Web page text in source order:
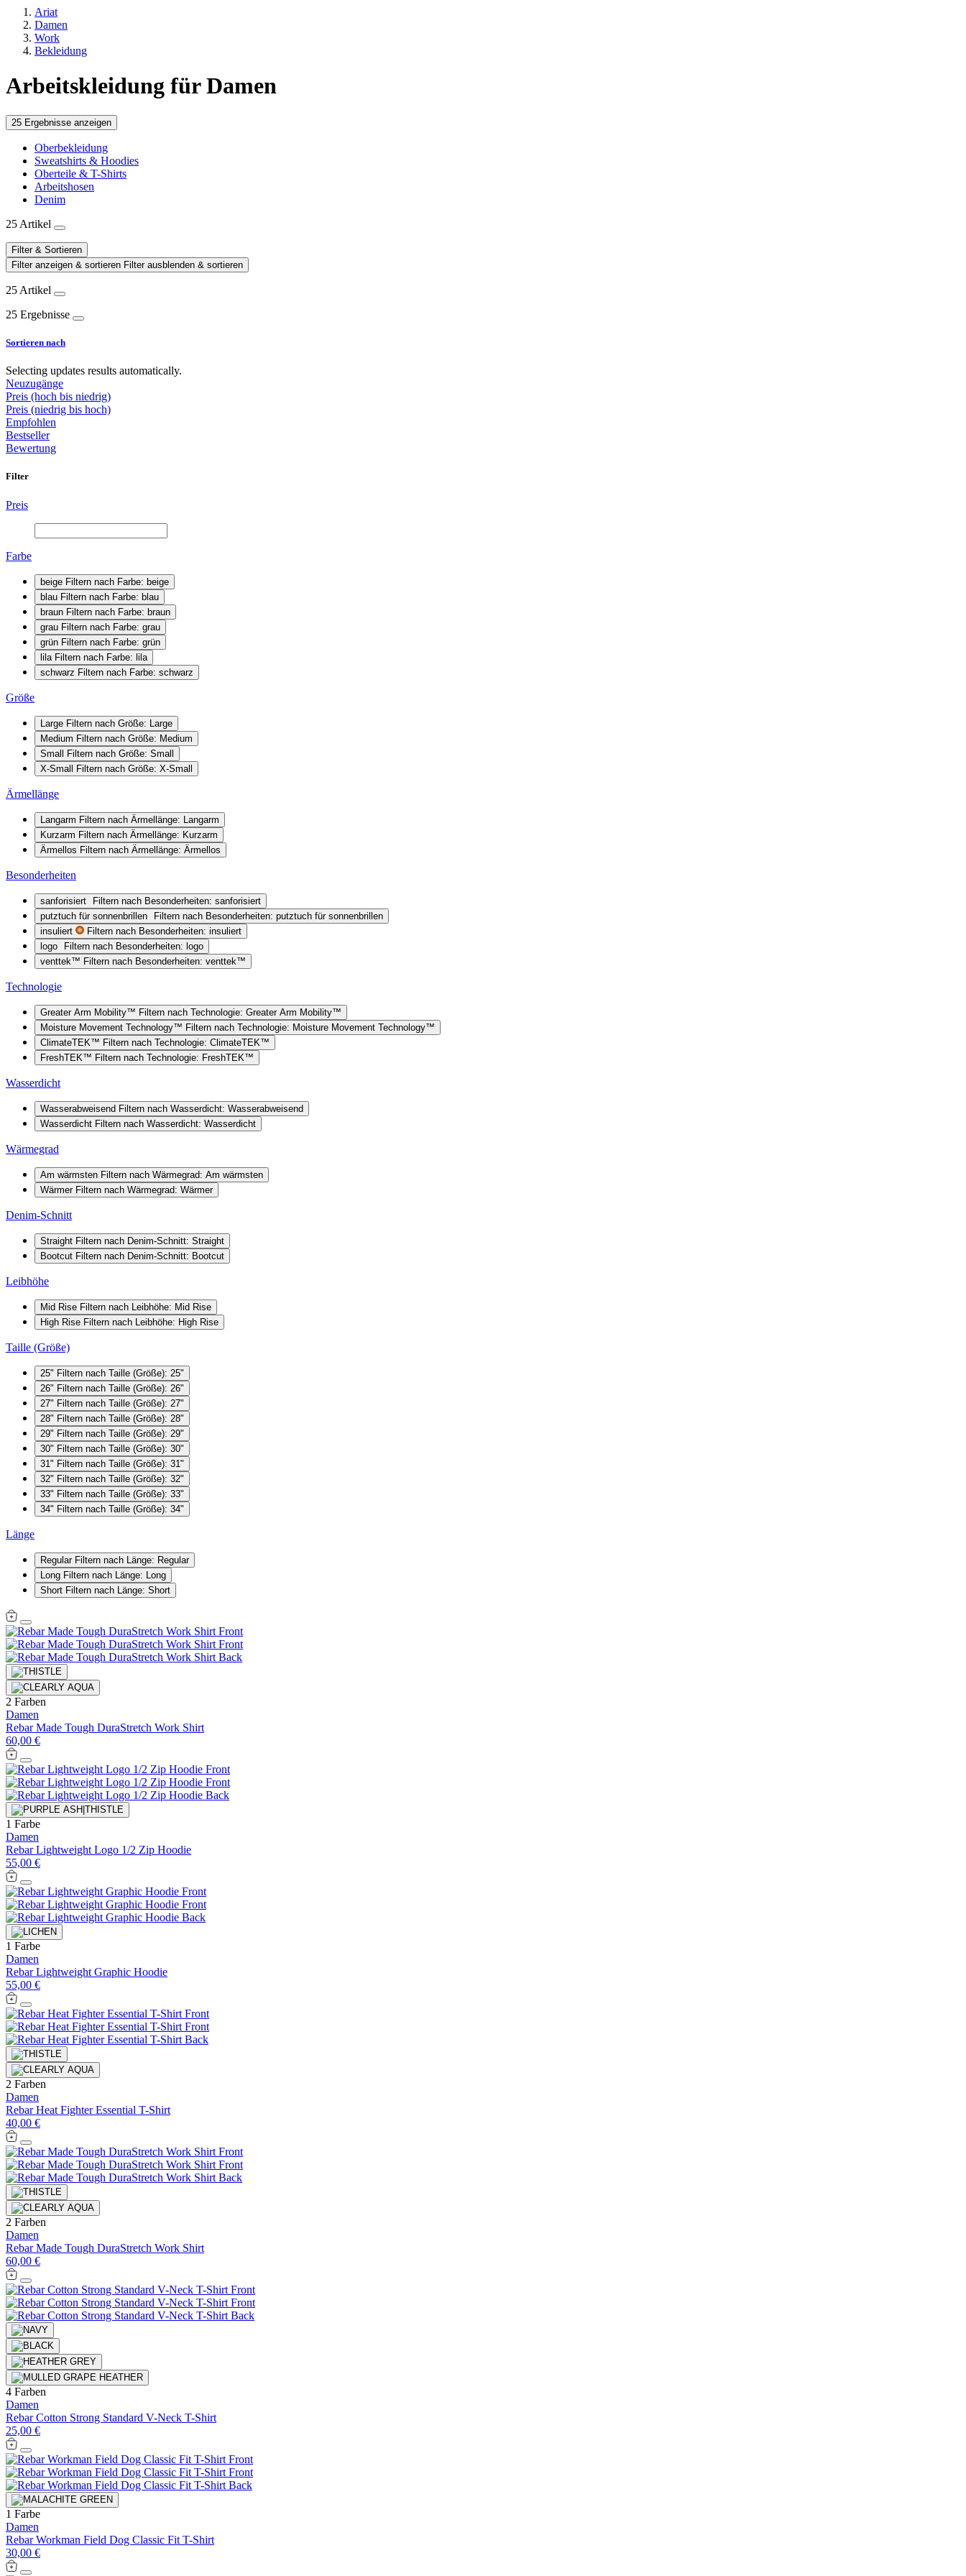
Ariat
Damen
Work
Bekleidung
Arbeitskleidung für Damen
25 Ergebnisse anzeigen
Oberbekleidung
Sweatshirts & Hoodies
Oberteile & T-Shirts
Arbeitshosen
Denim
25 Artikel
Filter & Sortieren
Filter anzeigen & sortieren Filter ausblenden & sortieren
25 Artikel
25 Ergebnisse
Sortieren nach
Selecting updates results automatically.
Neuzugänge
Preis (hoch bis niedrig)
Preis (niedrig bis hoch)
Empfohlen
Bestseller
Bewertung
Filter
Preis
Farbe
beige Filtern nach Farbe: beige
blau Filtern nach Farbe: blau
braun Filtern nach Farbe: braun
grau Filtern nach Farbe: grau
grün Filtern nach Farbe: grün
lila Filtern nach Farbe: lila
schwarz Filtern nach Farbe: schwarz
Größe
Large Filtern nach Größe: Large
Medium Filtern nach Größe: Medium
Small Filtern nach Größe: Small
X-Small Filtern nach Größe: X-Small
Ärmellänge
Langarm Filtern nach Ärmellänge: Langarm
Kurzarm Filtern nach Ärmellänge: Kurzarm
Ärmellos Filtern nach Ärmellänge: Ärmellos
Besonderheiten
sanforisiert
Filtern nach Besonderheiten: sanforisiert
putztuch für sonnenbrillen
Filtern nach Besonderheiten: putztuch für sonnenbrillen
insuliert
Filtern nach Besonderheiten: insuliert
logo
Filtern nach Besonderheiten: logo
venttek™ Filtern nach Besonderheiten: venttek™
Technologie
Greater Arm Mobility™ Filtern nach Technologie: Greater Arm Mobility™
Moisture Movement Technology™ Filtern nach Technologie: Moisture Movement Technology™
ClimateTEK™ Filtern nach Technologie: ClimateTEK™
FreshTEK™ Filtern nach Technologie: FreshTEK™
Wasserdicht
Wasserabweisend Filtern nach Wasserdicht: Wasserabweisend
Wasserdicht Filtern nach Wasserdicht: Wasserdicht
Wärmegrad
Am wärmsten Filtern nach Wärmegrad: Am wärmsten
Wärmer Filtern nach Wärmegrad: Wärmer
Denim-Schnitt
Straight Filtern nach Denim-Schnitt: Straight
Bootcut Filtern nach Denim-Schnitt: Bootcut
Leibhöhe
Mid Rise Filtern nach Leibhöhe: Mid Rise
High Rise Filtern nach Leibhöhe: High Rise
Taille (Größe)
25" Filtern nach Taille (Größe): 25"
26" Filtern nach Taille (Größe): 26"
27" Filtern nach Taille (Größe): 27"
28" Filtern nach Taille (Größe): 28"
29" Filtern nach Taille (Größe): 29"
30" Filtern nach Taille (Größe): 30"
31" Filtern nach Taille (Größe): 31"
32" Filtern nach Taille (Größe): 32"
33" Filtern nach Taille (Größe): 33"
34" Filtern nach Taille (Größe): 34"
Länge
Regular Filtern nach Länge: Regular
Long Filtern nach Länge: Long
Short Filtern nach Länge: Short
2 Farben
Damen
Rebar Made Tough DuraStretch Work Shirt
60,00 €
1 Farbe
Damen
Rebar Lightweight Logo 1/2 Zip Hoodie
55,00 €
1 Farbe
Damen
Rebar Lightweight Graphic Hoodie
55,00 €
2 Farben
Damen
Rebar Heat Fighter Essential T-Shirt
40,00 €
2 Farben
Damen
Rebar Made Tough DuraStretch Work Shirt
60,00 €
4 Farben
Damen
Rebar Cotton Strong Standard V-Neck T-Shirt
25,00 €
1 Farbe
Damen
Rebar Workman Field Dog Classic Fit T-Shirt
30,00 €